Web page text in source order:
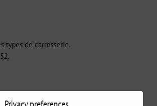
types de carrosserie.
WhatsApp
E-